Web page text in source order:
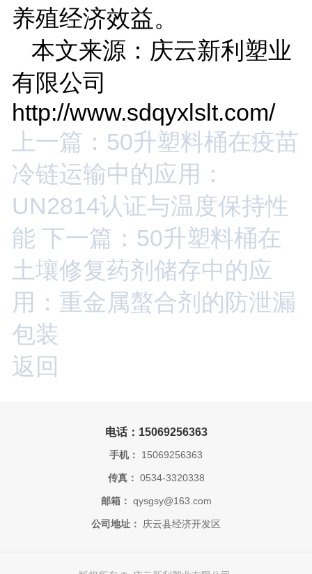
养殖经济效益。
本文来源：庆云新利塑业
有限公司
http://www.sdqyxlslt.com/
上一篇：50升塑料桶在疫苗
冷链运输中的应用：
UN2814认证与温度保持性
能 下一篇：50升塑料桶在
土壤修复药剂储存中的应
用：重金属螯合剂的防泄漏
包装
返回
电话：15069256363
手机： 15069256363
传真： 0534-3320338
邮箱： qysgsy@163.com
公司地址： 庆云县经济开发区